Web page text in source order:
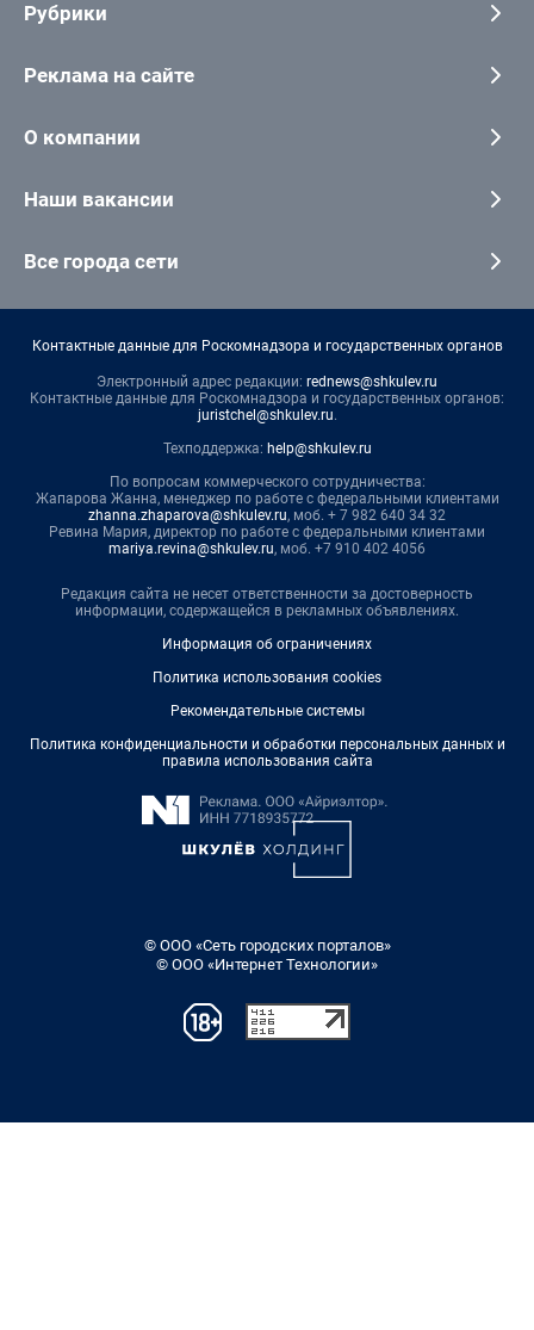
Рубрики
Реклама на сайте
О компании
Наши вакансии
Все города сети
Контактные данные для Роскомнадзора и государственных органов
Электронный адрес редакции: rednews@shkulev.ru
Контактные данные для Роскомнадзора и государственных органов:
juristchel@shkulev.ru.
Техподдержка: help@shkulev.ru
По вопросам коммерческого сотрудничества:
Жапарова Жанна, менеджер по работе с федеральными клиентами
zhanna.zhaparova@shkulev.ru, моб. + 7 982 640 34 32
Ревина Мария, директор по работе с федеральными клиентами
mariya.revina@shkulev.ru, моб. +7 910 402 4056
Редакция сайта не несет ответственности за достоверность
информации, содержащейся в рекламных объявлениях.
Информация об ограничениях
Политика использования cookies
Рекомендательные системы
Политика конфиденциальности и обработки персональных данных и
правила использования сайта
© ООО «Сеть городских порталов»
© ООО «Интернет Технологии»